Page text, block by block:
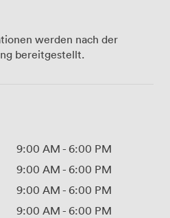
werden nach der
bereitgestellt.
9:00 AM - 6:00 PM
9:00 AM - 6:00 PM
9:00 AM - 6:00 PM
9:00 AM - 6:00 PM